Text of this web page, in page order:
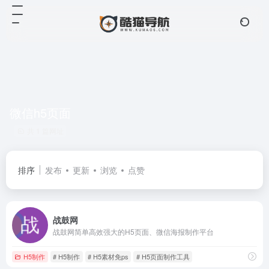
排序 发布 更新 浏览 点赞
战鼓网
战鼓网简单高效强大的H5页面、微信海报制作平台
H5制作 # H5制作 # H5素材免ps # H5页面制作工具